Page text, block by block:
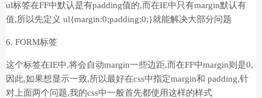
ul标签在FF中默认是有padding值的,而在IE中只有margin默认有
值,所以先定义 ul{margin:0;padding:0;}就能解决大部分问题
6. FORM标签
这个标签在IE中,将会自动margin一些边距,而在FF中margin则是0,
因此,如果想显示一致,所以最好在css中指定margin和 padding,针
对上面两个问题,我的css中一般首先都使用这样的样式